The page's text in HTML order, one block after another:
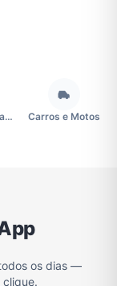
Amor e Romance Carros e Motos
os dias —
clique.